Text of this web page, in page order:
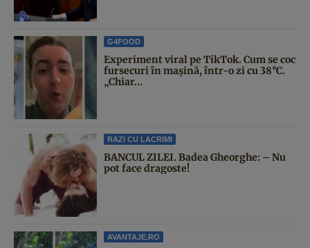
G4FOOD
Experiment viral pe TikTok. Cum se coc
fursecuri în mașină, într-o zi cu 38°C.
„Chiar...
RAZI CU LACRIMI
BANCUL ZILEI. Badea Gheorghe: – Nu
pot face dragoste!
AVANTAJE.RO